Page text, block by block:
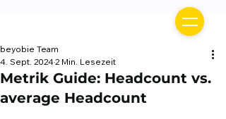
Metrik Guide: Headcount vs.
average Headcount
beyobie Team
4. Sept. 20242 Min. Lesezeit